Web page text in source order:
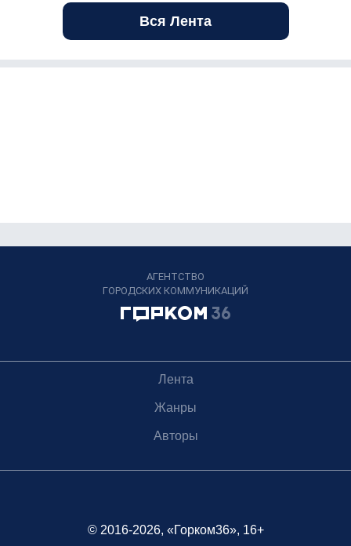
Вся Лента
АГЕНТСТВО
ГОРОДСКИХ КОММУНИКАЦИЙ
Лента
Жанры
Авторы
© 2016-2026, «Горком36», 16+